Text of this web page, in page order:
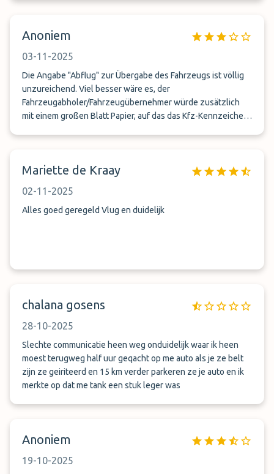
nicht mehr. Das ist eine absolute Frechheit. Oft habe ich
Nun natürlich NIE WIEDER!
Anoniem
03-11-2025
Die Angabe "Abflug" zur Übergabe des Fahrzeugs ist völlig
unzureichend. Viel besser wäre es, der
Fahrzeugabholer/Fahrzeugübernehmer würde zusätzlich
mit einem großen Blatt Papier, auf das das Kfz-Kennzeichen
Mariette de Kraay
02-11-2025
Alles goed geregeld Vlug en duidelijk
chalana gosens
28-10-2025
Slechte communicatie heen weg onduidelijk waar ik heen
moest terugweg half uur geqacht op me auto als je ze belt
zijn ze geiriteerd en 15 km verder parkeren ze je auto en ik
merkte op dat me tank een stuk leger was
Anoniem
19-10-2025